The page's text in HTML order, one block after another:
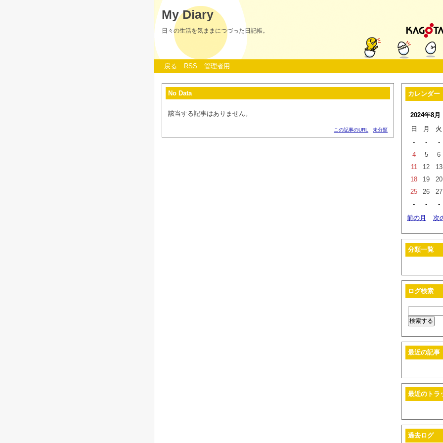
My Diary
日々の生活を気ままにつづった日記帳。
戻る RSS 管理者用
No Data
該当する記事はありません。
この記事のURL 未分類
カレンダー
2024年8月
日
月 火
-
- -
4
5 6
11
12 13
18
19 20
25
26 27
-
- -
前の月
次
分類一覧
ログ検索
最近の記事
最近のトラ
過去ログ